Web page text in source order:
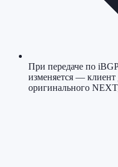
При передаче по
изменяется —
оригинального